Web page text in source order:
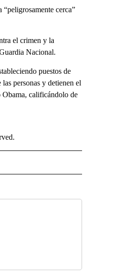
cerca”
el crimen y la
Nacional.
puestos de
personas y detienen el
Obama, calificándolo de
NEW PAGES ON "CNN - SPANISH".